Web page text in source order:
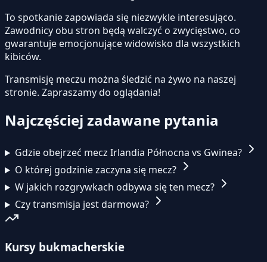
To spotkanie zapowiada się niezwykle interesująco.
Zawodnicy obu stron będą walczyć o zwycięstwo, co
gwarantuje emocjonujące widowisko dla wszystkich
kibiców.
Transmisję meczu można śledzić na żywo na naszej
stronie. Zapraszamy do oglądania!
Najczęściej zadawane pytania
Gdzie obejrzeć mecz Irlandia Północna vs Gwinea?
O której godzinie zaczyna się mecz?
W jakich rozgrywkach odbywa się ten mecz?
Czy transmisja jest darmowa?
Kursy bukmacherskie